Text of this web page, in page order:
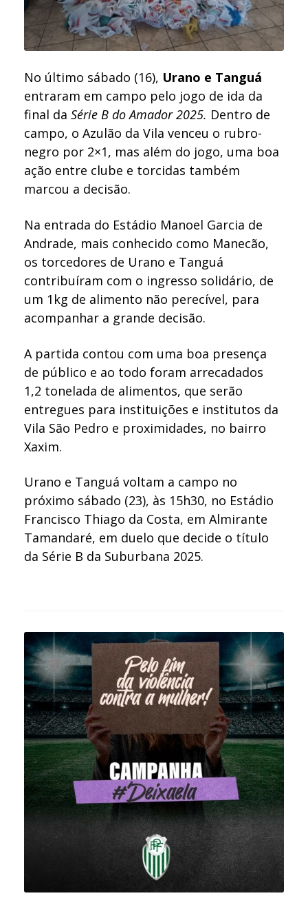
No último sábado (16), Urano e Tanguá
entraram em campo pelo jogo de ida da
final daSérie B do Amador 2025. Dentro de
campo, o Azulão da Vila venceu o rubro-
negro por 2×1, mas além do jogo, uma boa
ação entre clube e torcidas também
marcou a decisão.
Na entrada do Estádio Manoel Garcia de
Andrade, mais conhecido como Manecão,
os torcedores de Urano e Tanguá
contribuíram com o ingresso solidário, de
um 1kg de alimento não perecível, para
acompanhar a grande decisão.
A partida contou com uma boa presença
de público e ao todo foram arrecadados
1,2 tonelada de alimentos, que serão
entregues para instituições e institutos da
Vila São Pedro e proximidades, no bairro
Xaxim.
Urano e Tanguá voltam a campo no
próximo sábado (23), às 15h30, no Estádio
Francisco Thiago da Costa, em Almirante
Tamandaré, em duelo que decide o título
da Série B da Suburbana 2025.